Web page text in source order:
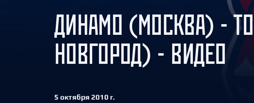
ДИНАМО (МОСКВА) -
НОВГОРОД) - ВИДЕО
5 октября 2010 г.